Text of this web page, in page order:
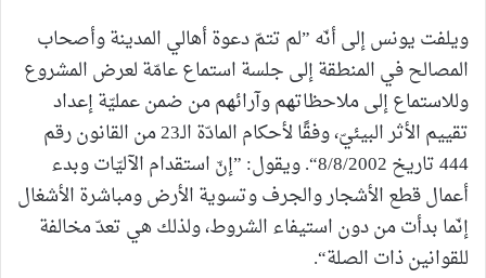
ويلفت يونس إلى أنّه ”لم تتمّ دعوة أهالي المدينة وأصحاب
المصالح في المنطقة إلى جلسة استماع عامّة لعرض المشروع
وللاستماع إلى ملاحظاتهم وآرائهم من ضمن عمليّة إعداد
تقييم الأثر البيئيّ، وفقًا لأحكام المادّة الـ23 من القانون رقم
444 تاريخ 8/8/2002“. ويقول: ”إنّ استقدام الآليّات وبدء
أعمال قطع الأشجار والجرف وتسوية الأرض ومباشرة الأشغال
إنّما بدأت من دون استيفاء الشروط، ولذلك هي تعدّ مخالفة
للقوانين ذات الصلة“.